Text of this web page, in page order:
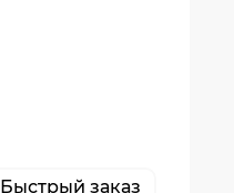
Быстрый заказ